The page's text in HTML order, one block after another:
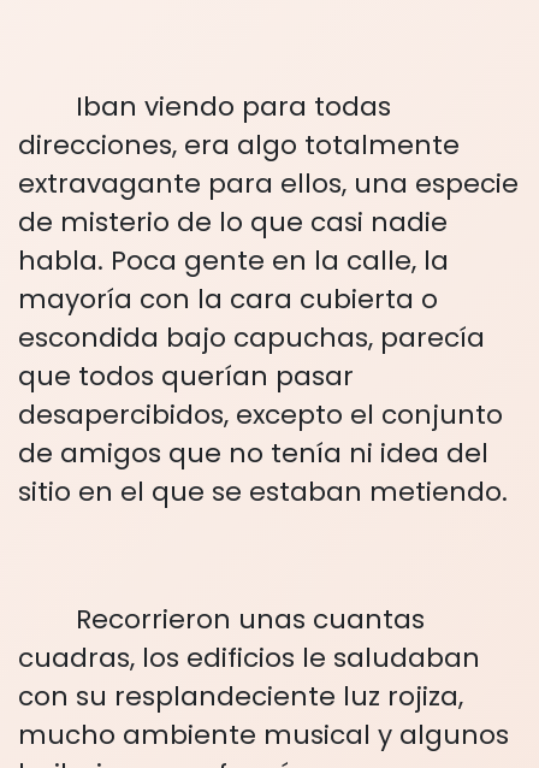
Iban viendo para todas
direcciones, era algo totalmente
extravagante para ellos, una especie
de misterio de lo que casi nadie
habla. Poca gente en la calle, la
mayoría con la cara cubierta o
escondida bajo capuchas, parecía
que todos querían pasar
desapercibidos, excepto el conjunto
de amigos que no tenía ni idea del
sitio en el que se estaban metiendo.
Recorrieron unas cuantas
cuadras, los edificios le saludaban
con su resplandeciente luz rojiza,
mucho ambiente musical y algunos